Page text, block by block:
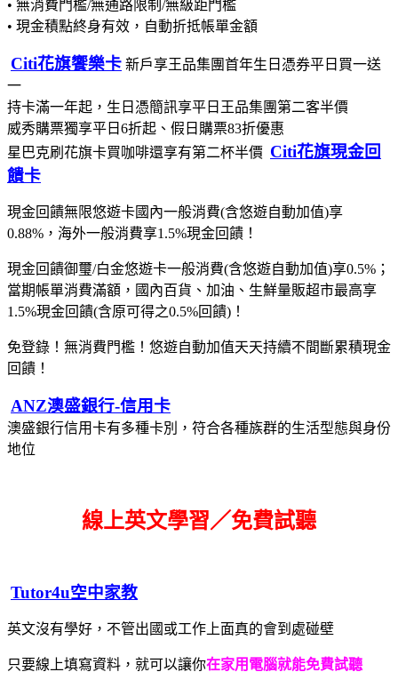
• 無消費門檻/無通路限制/無級距門檻
• 現金積點終身有效，自動折抵帳單金額
Citi花旗饗樂卡 新戶享王品集團首年生日憑券平日買一送
一
持卡滿一年起，生日憑簡訊享平日王品集團第二客半價
威秀購票獨享平日6折起、假日購票83折優惠
星巴克刷花旗卡買咖啡還享有第二杯半價 Citi花旗現金回
饋卡
現金回饋無限悠遊卡國內一般消費(含悠遊自動加值)享
0.88%，海外一般消費享1.5%現金回饋！
現金回饋御璽/白金悠遊卡一般消費(含悠遊自動加值)享0.5%；
當期帳單消費滿額，國內百貨、加油、生鮮量販超市最高享
1.5%現金回饋(含原可得之0.5%回饋)！
免登錄！無消費門檻！悠遊自動加值天天持續不間斷累積現金
回饋！
ANZ澳盛銀行-信用卡
澳盛銀行信用卡有多種卡別，符合各種族群的生活型態與身份
地位
線上英文學習／免費試聽
Tutor4u空中家教
英文沒有學好，不管出國或工作上面真的會到處碰壁
只要線上填寫資料，就可以讓你在家用電腦就能免費試聽